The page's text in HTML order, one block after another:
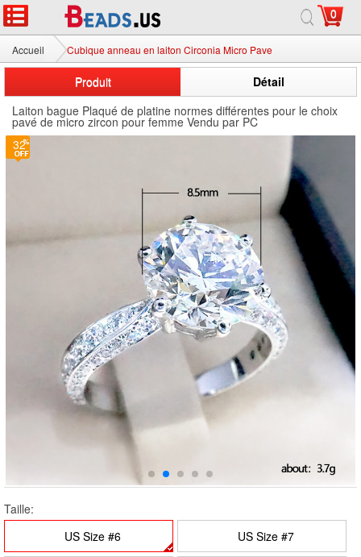
0
Accueil Cubique anneau en laiton Circonia Micro Pave
Produit
Détail
Laiton bague Plaqué de platine normes différentes pour le choix
pavé de micro zircon pour femme Vendu par PC
Taille:
US Size #6
US Size #7